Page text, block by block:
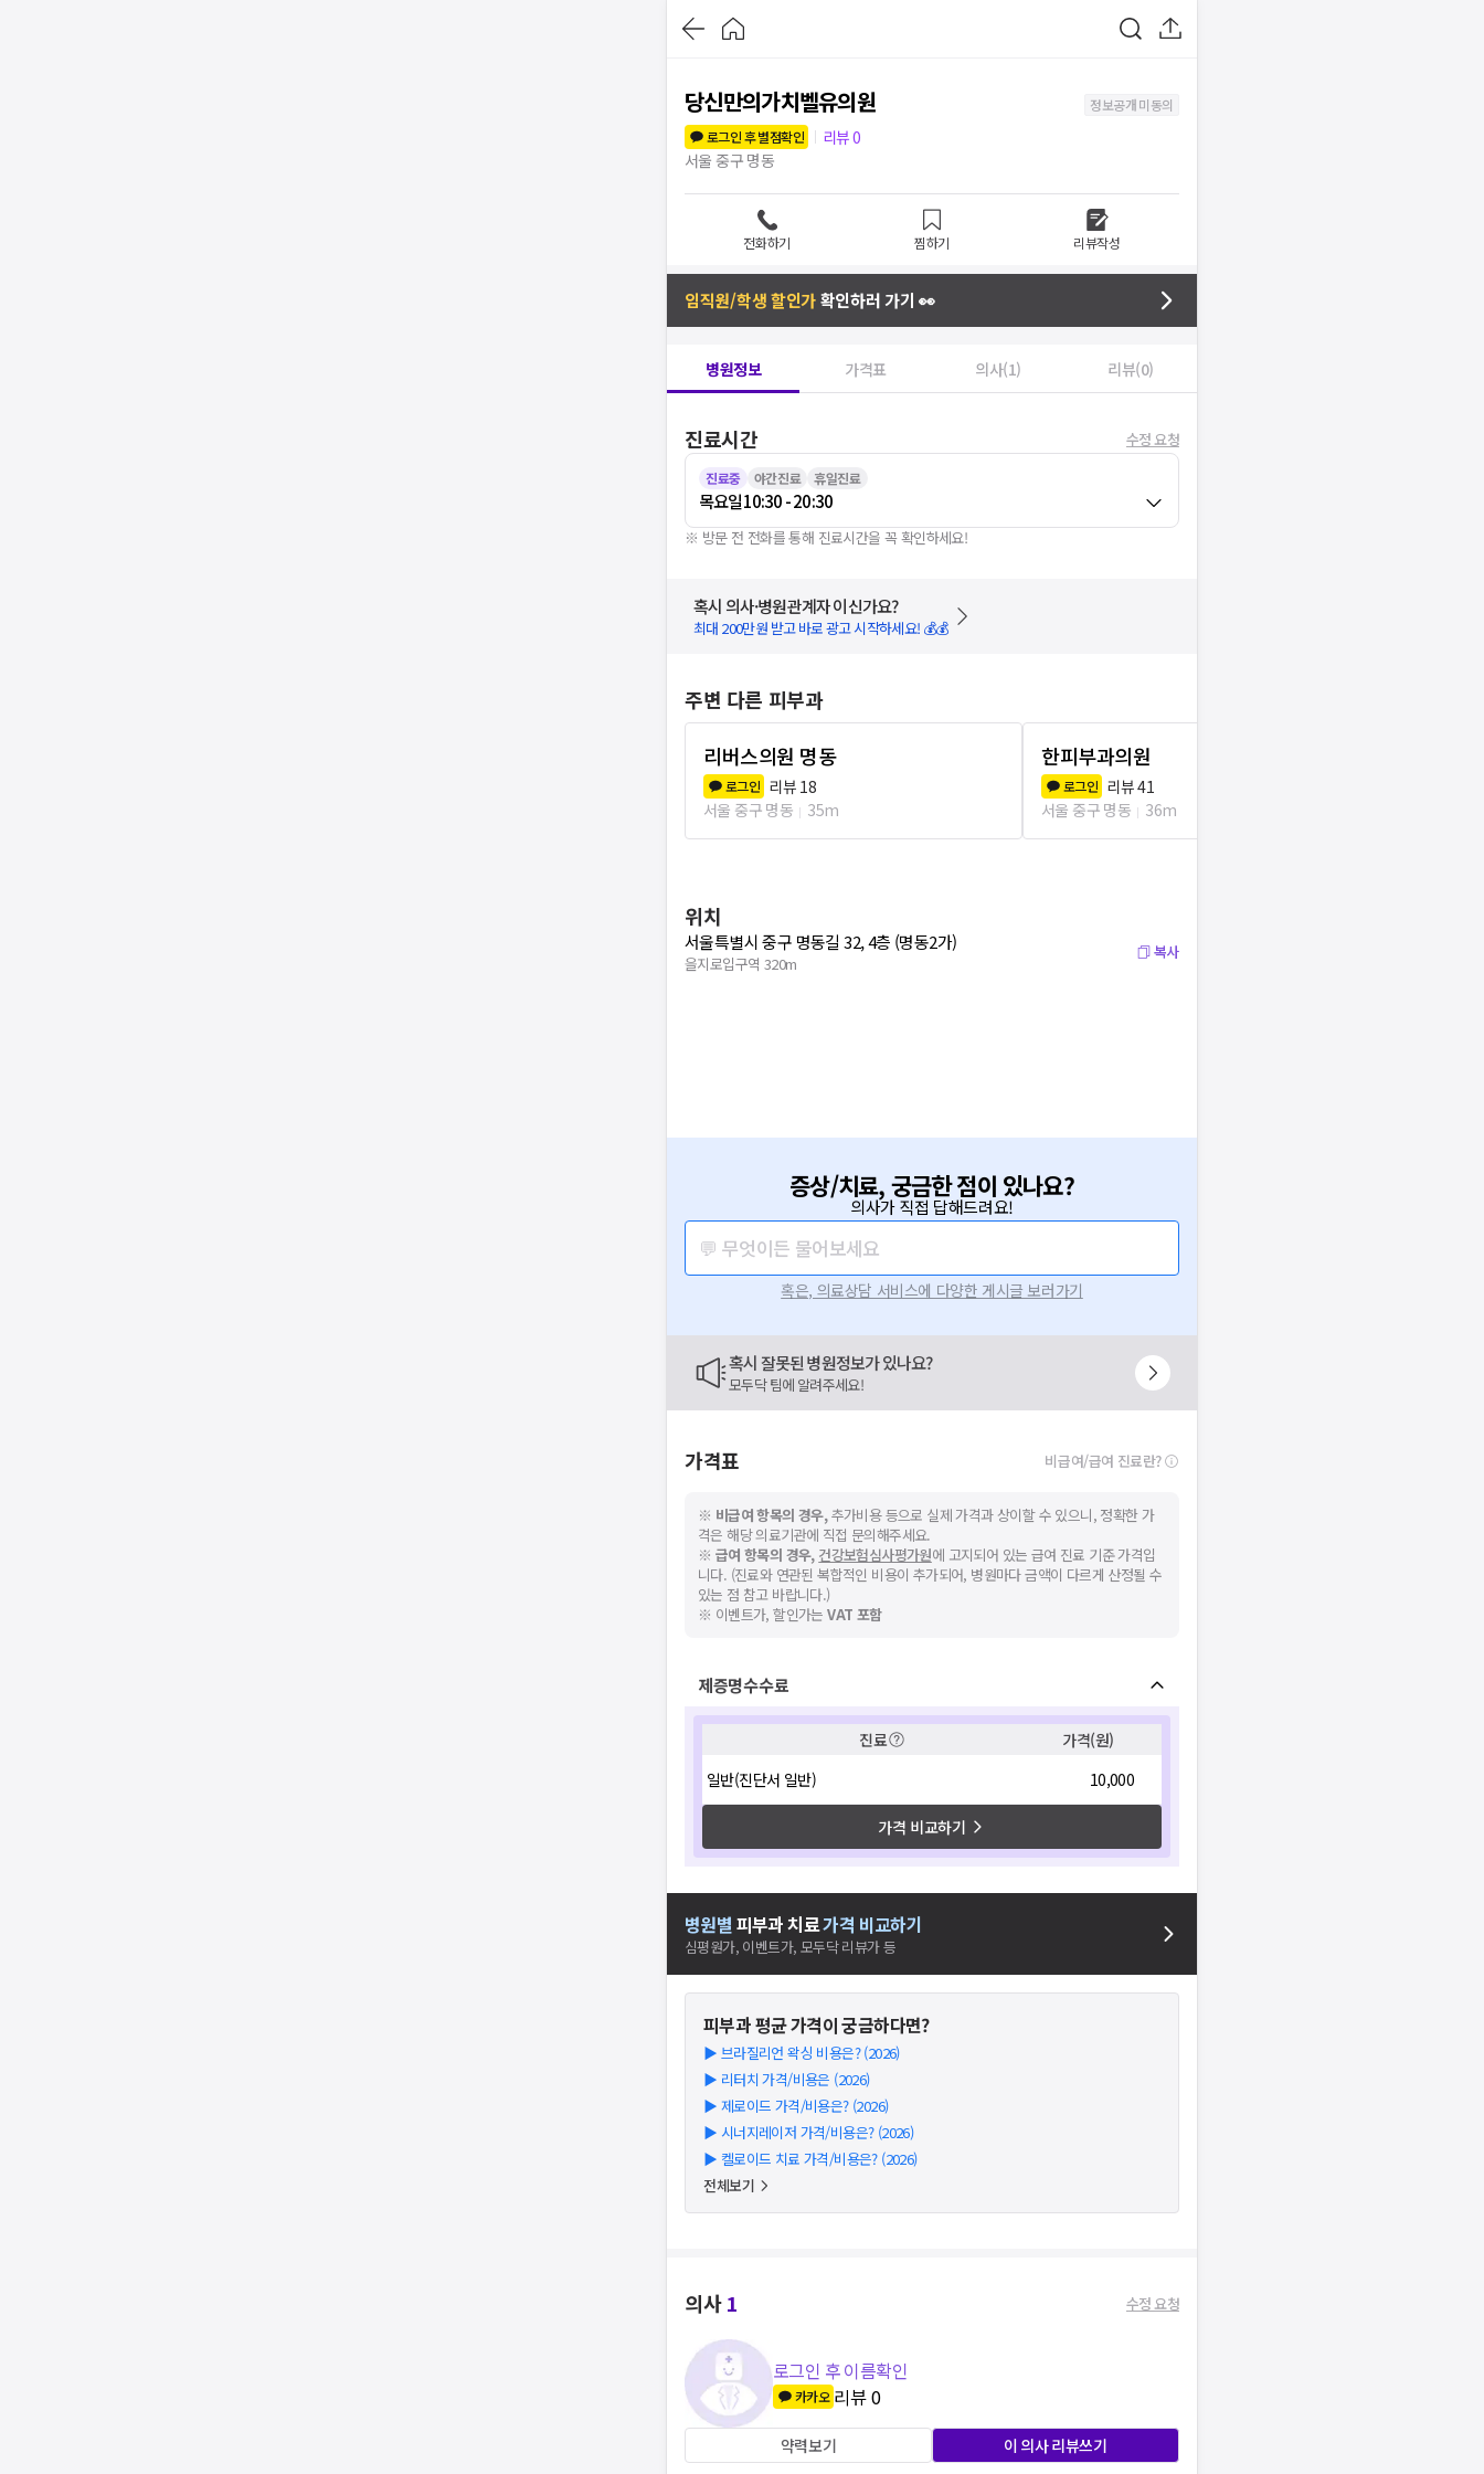
당신만의가치벨유의원
정보공개 미동의
로그인 후 별점확인
리뷰0
서울 중구 명동
전화하기 찜하기 리뷰작성
임직원/학생 할인가확인하러 가기 👀
병원정보 가격표 의사(1) 리뷰(0)
진료시간 수정 요청
진료중 야간진료 휴일진료
목요일10:30 - 20:30
※ 방문 전 전화를 통해 진료시간을 꼭 확인하세요!
혹시 의사·병원관계자 이신가요?
최대 200만원 받고 바로 광고 시작하세요! 💰💰
주변 다른 피부과
리버스의원 명동
로그인 리뷰 18
서울 중구 명동
35m
한피부과의원
로그인 리뷰41
서울 중구 명동
36m
위치
서울특별시 중구 명동길 32, 4층 (명동2가)
을지로입구역 320m
복사
증상/치료, 궁금한 점이 있나요?
의사가 직접 답해드려요!
💬 무엇이든 물어보세요
혹은, 의료상담 서비스에 다양한 게시글 보러가기
혹시 잘못된 병원정보가 있나요?
모두닥 팀에 알려주세요!
가격표 비급여/급여 진료란?
※ 비급여 항목의 경우,추가비용 등으로 실제 가격과 상이할 수 있으니, 정확한 가
격은 해당 의료기관에 직접 문의해주세요.
※ 급여 항목의 경우, 건강보험심사평가원에 고지되어 있는 급여 진료 기준 가격입
니다. (진료와 연관된 복합적인 비용이 추가되어, 병원마다 금액이 다르게 산정될 수
있는 점 참고 바랍니다.)
※ 이벤트가, 할인가는VAT 포함
제증명수수료
진료
가격(원)
일반(진단서 일반)
10,000
가격 비교하기
병원별 피부과치료가격 비교하기
심평원가, 이벤트가, 모두닥 리뷰가 등
피부과평균 가격이 궁금하다면?
▶ 브라질리언 왁싱 비용은? (2026)
▶ 리터치 가격/비용은 (2026)
▶ 제로이드 가격/비용은? (2026)
▶ 시너지레이저 가격/비용은? (2026)
▶ 켈로이드 치료 가격/비용은? (2026)
전체보기
의사1 수정 요청
로그인 후 이름확인
카카오 리뷰0
약력보기 이 의사 리뷰쓰기